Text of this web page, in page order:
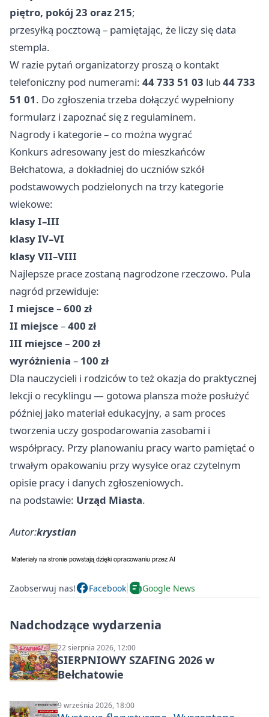
piętro, pokój 23 oraz 215;
przesyłką pocztową – pamiętając, że liczy się data
stempla.
W razie pytań organizatorzy proszą o kontakt
telefoniczny pod numerami: 44 733 51 03 lub44 733
51 01. Do zgłoszenia trzeba dołączyć wypełniony
formularz i zapoznać się z regulaminem.
Nagrody i kategorie – co można wygrać
Konkurs adresowany jest do mieszkańców
Bełchatowa, a dokładniej do uczniów szkół
podstawowych podzielonych na trzy kategorie
wiekowe:
klasy I–III
klasy IV–VI
klasy VII–VIII
Najlepsze prace zostaną nagrodzone rzeczowo. Pula
nagród przewiduje:
I miejsce–600 zł
II miejsce–400 zł
III miejsce–200 zł
wyróżnienia – 100 zł
Dla nauczycieli i rodziców to też okazja do praktycznej
lekcji o recyklingu — gotowa plansza może posłużyć
później jako materiał edukacyjny, a sam proces
tworzenia uczy gospodarowania zasobami i
współpracy. Przy planowaniu pracy warto pamiętać o
trwałym opakowaniu przy wysyłce oraz czytelnym
opisie pracy i danych zgłoszeniowych.
na podstawie: Urząd Miasta.
Autor:krystian
Zaobserwuj nas! Facebook Google News
Nadchodzące wydarzenia
22 sierpnia 2026, 12:00
SIERPNIOWY SZAFING 2026 w
Bełchatowie
9 września 2026, 18:00